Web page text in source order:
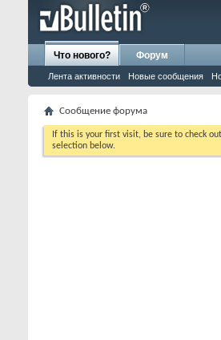
Что нового?
Лента активности Новые сообщения
Форум
Сообщение форума
If this is your first visit, be sure to check
selection below.